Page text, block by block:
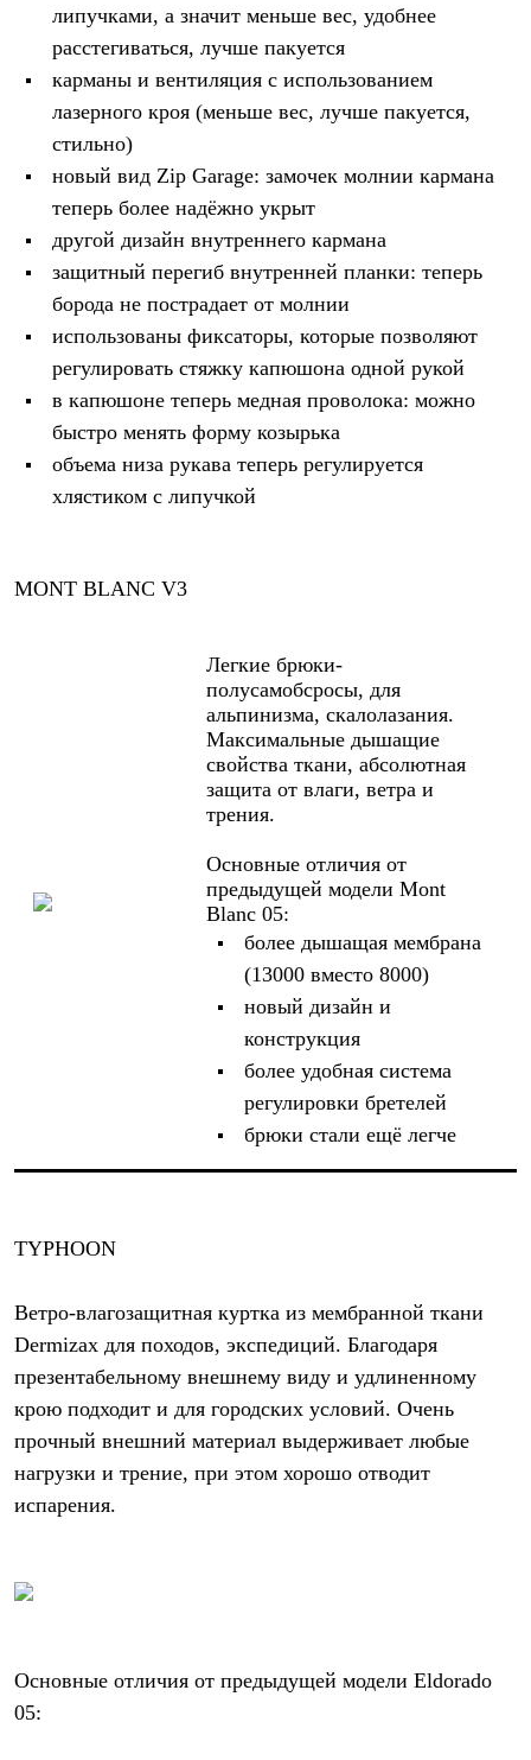
Штормовая одежда
Куртки
Софтшелл одежда
Брюки
Лёгкая одежда
Футболки
Толстовки
Брюки
Термобелье
Теплое термобелье
Среднее термобелье
Флисовая одежда
Куртки
Детская одежда
Утепленная пухом
Комбинезоны
Брюки
Брюки
Снаряжение
Аксессуары для рюкзаков
Аксессуары для спальников
Кошельки
Сумки
Гермомешки
Полезные аксессуары
Книги
Коврики
Обувь
Сапоги
Ботинки
Гамаши
Тапочки и чуни
липучками, а значит меньше вес, удобнее
расстегиваться, лучше пакуется
карманы и вентиляция с использованием
лазерного кроя (меньше вес, лучше пакуется,
стильно)
новый вид Zip Garage: замочек молнии кармана
теперь более надёжно укрыт
другой дизайн внутреннего кармана
защитный перегиб внутренней планки: теперь
борода не пострадает от молнии
использованы фиксаторы, которые позволяют
регулировать стяжку капюшона одной рукой
в капюшоне теперь медная проволока: можно
быстро менять форму козырька
объема низа рукава теперь регулируется
хлястиком с липучкой
MONT BLANC V3
Легкие брюки-
полусамобсросы, для
альпинизма, скалолазания.
Максимальные дышащие
свойства ткани, абсолютная
защита от влаги, ветра и
трения.
Основные отличия от
предыдущей модели Mont
Blanc 05:
более дышащая мембрана
(13000 вместо 8000)
новый дизайн и
конструкция
более удобная система
регулировки бретелей
брюки стали ещё легче
TYPHOON
Ветро-влагозащитная куртка из мембранной ткани
Dermizax для походов, экспедиций. Благодаря
презентабельному внешнему виду и удлиненному
крою подходит и для городских условий. Очень
прочный внешний материал выдерживает любые
нагрузки и трение, при этом хорошо отводит
испарения.
Основные отличия от предыдущей модели Eldorado
05: